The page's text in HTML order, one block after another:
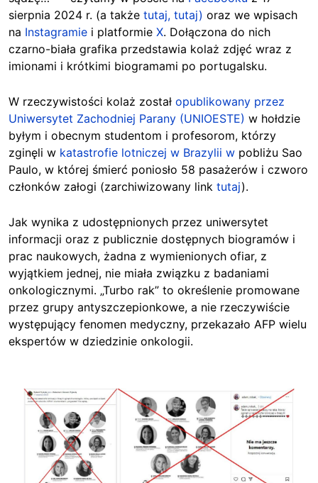
sierpnia 2024 r. (a także tutaj, tutaj) oraz we wpisach
na Instagramie i platformie X. Dołączona do nich
czarno-biała grafika przedstawia kolaż zdjęć wraz z
imionami i krótkimi biogramami po portugalsku.
W rzeczywistości kolaż został opublikowany przez
Uniwersytet Zachodniej Parany (UNIOESTE) w hołdzie
byłym i obecnym studentom i profesorom, którzy
zginęli w katastrofie lotniczej w Brazylii w pobliżu Sao
Paulo, w której śmierć poniosło 58 pasażerów i czworo
członków załogi (zarchiwizowany link tutaj).
Jak wynika z udostępnionych przez uniwersytet
informacji oraz z publicznie dostępnych biogramów i
prac naukowych, żadna z wymienionych ofiar, z
wyjątkiem jednej, nie miała związku z badaniami
onkologicznymi. „Turbo rak” to określenie promowane
przez grupy antyszczepionkowe, a nie rzeczywiście
występujący fenomen medyczny, przekazało AFP wielu
ekspertów w dziedzinie onkologii.
Image